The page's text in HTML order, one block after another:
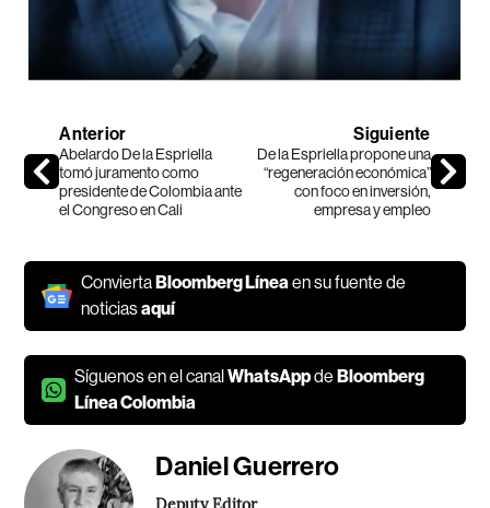
Anterior
Abelardo De la Espriella
tomó juramento como
presidente de Colombia ante
el Congreso en Cali
Siguiente
De la Espriella propone una
“regeneración económica”
con foco en inversión,
empresa y empleo
ConviertaBloomberg Líneaen su fuente de
noticiasaquí
Síguenos en el canalWhatsAppdeBloomberg
Línea Colombia
Daniel Guerrero